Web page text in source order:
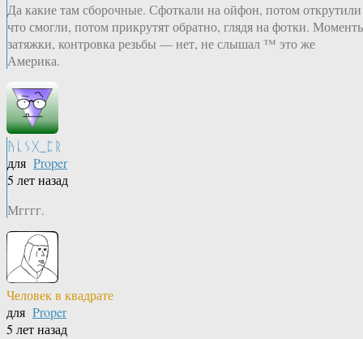
Да какие там сборочные. Сфоткали на ойфон, потом открутили
что смогли, потом прикрутят обратно, глядя на фотки.
затяжки, контровка резьбы — нет, не слышал ™ это же
Америка.
ᚤᚳᛊᚷ_ᛈᚱ
для Proper
5 лет назад
Мгггг.
Человек в квадрате
для Proper
5 лет назад